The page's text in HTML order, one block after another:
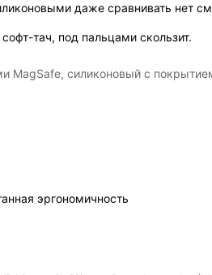
даже сравнивать нет
тач, под пальцами скользит.
MagSafe, силиконовый с
эргономичность